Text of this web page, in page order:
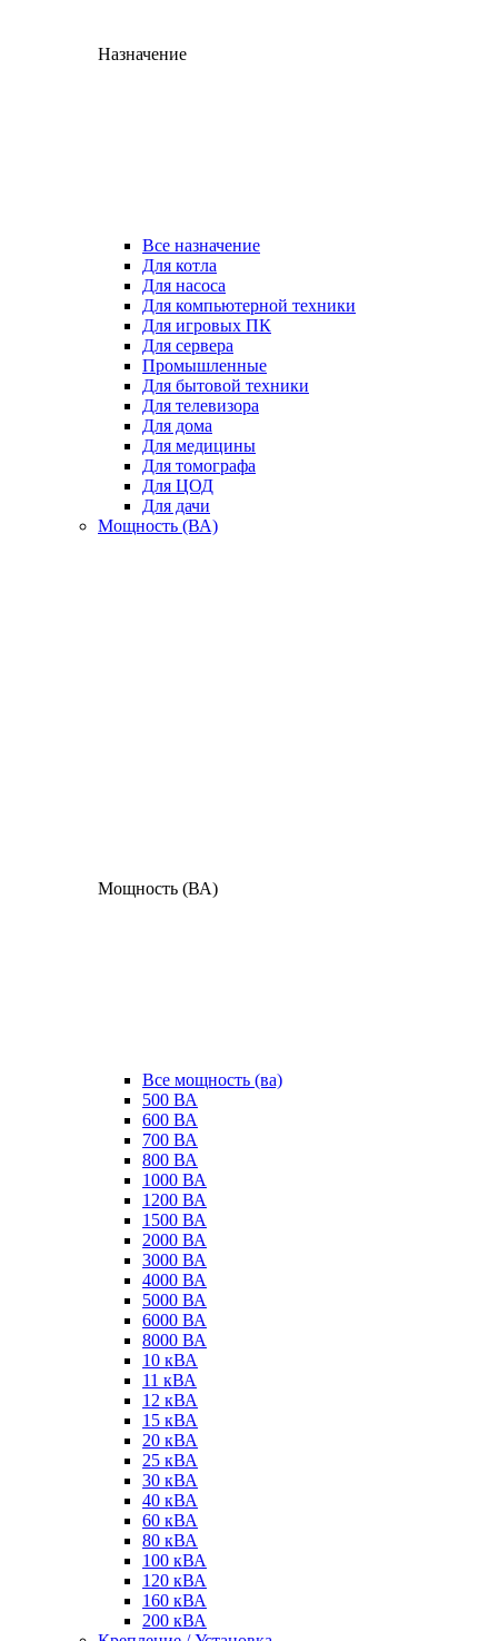
Назначение
Все назначение
Для котла
Для насоса
Для компьютерной техники
Для игровых ПК
Для сервера
Промышленные
Для бытовой техники
Для телевизора
Для дома
Для медицины
Для томографа
Для ЦОД
Для дачи
Мощность (ВА)
Мощность (ВА)
Все мощность (ва)
500 ВА
600 ВА
700 ВА
800 ВА
1000 ВА
1200 ВА
1500 ВА
2000 ВА
3000 ВА
4000 ВА
5000 ВА
6000 ВА
8000 ВА
10 кВА
11 кВА
12 кВА
15 кВА
20 кВА
25 кВА
30 кВА
40 кВА
60 кВА
80 кВА
100 кВА
120 кВА
160 кВА
200 кВА